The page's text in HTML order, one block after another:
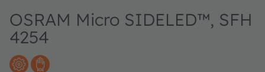
OSRAM Micro SIDELED™, SFH
4254